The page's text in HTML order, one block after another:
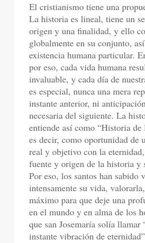
El cristianismo tiene una
La historia es lineal, tiene un
origen y una finalidad, y ello
globalmente en su conjunto,
existencia humana particular.
por eso, cada vida humana
invaluable, y cada día de
es especial, nunca una mera
instante anterior, ni
necesaria del siguiente. La
entiende así como “Historia de
es decir, como oportunidad de
real y objetivo con la
fuente y origen de la historia y
Por eso, los santos han sabido
intensamente su vida,
máximo para que deje una
en el mundo y en alma de los
que san Josemaría solía llamar
instante vibración de